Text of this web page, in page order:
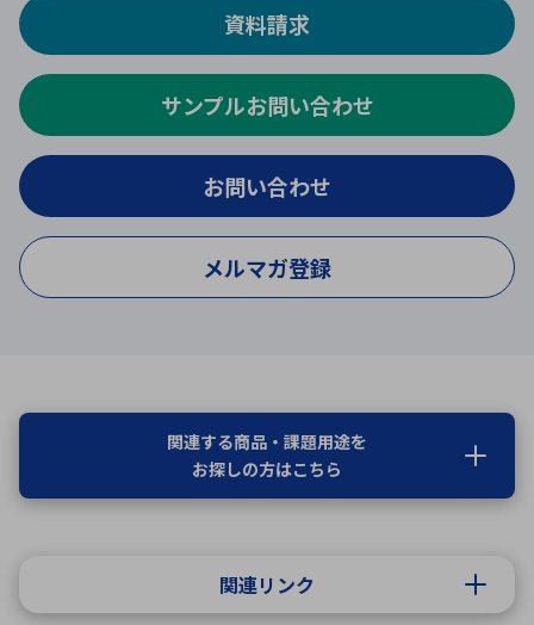
資料請求
サンプルお問い合わせ
お問い合わせ
メルマガ登録
関連する商品・課題用途を
お探しの方はこちら
関連リンク